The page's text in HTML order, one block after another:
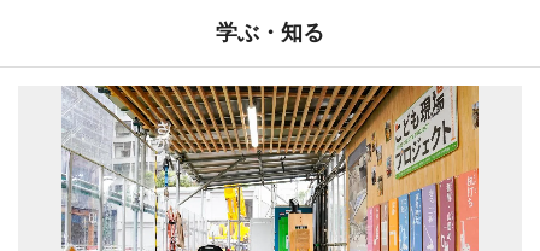
学ぶ・知る